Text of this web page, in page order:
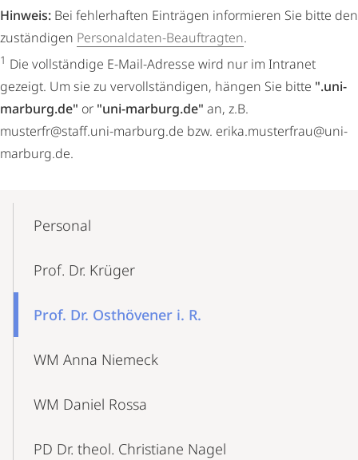
Hinweis: Bei fehlerhaften Einträgen informieren Sie bitte den
zuständigen Personaldaten-Beauftragten.
1 Die vollständige E-Mail-Adresse wird nur im Intranet
gezeigt. Um sie zu vervollständigen, hängen Sie bitte ".uni-
marburg.de" or "uni-marburg.de" an, z.B.
musterfr@staff.uni-marburg.de bzw. erika.musterfrau@uni-
marburg.de.
NavigationPersonal
Prof. Dr. Krüger
Prof. Dr. Osthövener i. R.
WM Anna Niemeck
WM Daniel Rossa
PD Dr. theol. Christiane Nagel